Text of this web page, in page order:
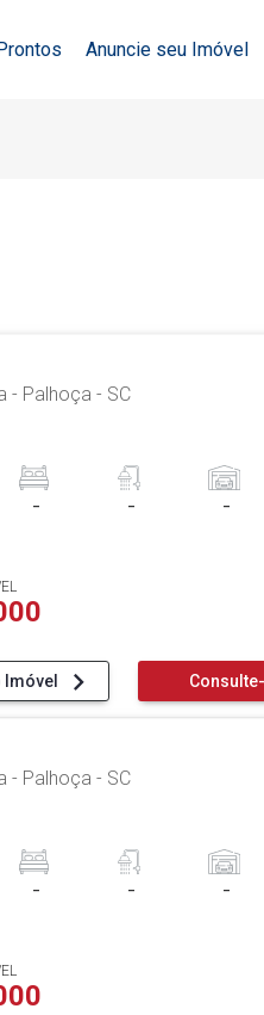
Anuncie seu Imóvel
- Palhoça - SC
- - -
Imóvel
- Palhoça - SC
- - -